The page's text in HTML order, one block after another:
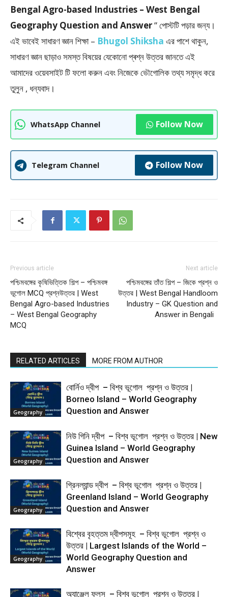
Bengal Agro-based Industries – West Bengal
Geography Question and Answer” পােস্টটি পড়ার জন্য।
এই ভাবেই সাধারণ জ্ঞান শিক্ষা – Bhugol Shiksha এর পাশে থাকুন,
সাধারণ জ্ঞান ছাড়াও সমস্ত বিষয়ের যেকোনো প্ৰশ্ন উত্তর জানতে এই
আমাদের ওয়েবসাইট টি ফলাে করুন এবং নিজেকে ভৌগােলিক তথ্য সমৃদ্ধ করে
তুলুন , ধন্যবাদ।
WhatsApp Channel Follow Now
Telegram Channel Follow Now
Previous article
পশ্চিমবঙ্গের কৃষিভিত্তিক শিল্প – পশ্চিমবঙ্গ
ভূগোল MCQ প্রশ্নউত্তর | West
Bengal Agro-based Industries
– West Bengal Geography
MCQ
Next article
পশ্চিমবঙ্গের তাঁত শিল্প – জিকে প্রশ্ন ও
উত্তর | West Bengal Handloom
Industry – GK Question and
Answer in Bengali
RELATED ARTICLES MORE FROM AUTHOR
Geography
বোর্নিও দ্বীপ – বিশ্ব ভূগোল প্রশ্ন ও উত্তর |
Borneo Island – World Geography
Question and Answer
Geography
নিউ গিনি দ্বীপ – বিশ্ব ভূগোল প্রশ্ন ও উত্তর | New
Guinea Island – World Geography
Question and Answer
Geography
গ্রিনল্যান্ড দ্বীপ – বিশ্ব ভূগোল প্রশ্ন ও উত্তর |
Greenland Island – World Geography
Question and Answer
Geography
বিশ্বের বৃহত্তম দ্বীপসমূহ – বিশ্ব ভূগোল প্রশ্ন ও
উত্তর | Largest Islands of the World –
World Geography Question and
Answer
অ্যাঞ্জেল ফলস – বিশ্ব ভূগোল প্রশ্ন ও উত্তর |